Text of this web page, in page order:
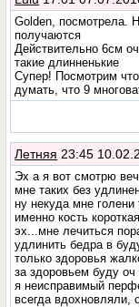
Golden, посмотрела.
получаются
Действительно 6см
такие длинненькие
Супер! Посмотрим
думать, что 9
Летняя 23:45
Эх а я вот смотрю
мне таких без
ну некуда мне голени
именно кость
эх...мне лечиться
удлинить бедра в
только здоровья
за здоровьем буду
я неисправимый
всегда вдохновляли,